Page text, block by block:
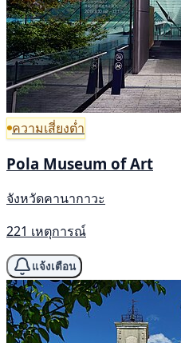
ความเสี่ยงต่ำ
Pola Museum of Art
จังหวัดคานากาวะ
221 เหตุการณ์
แจ้งเตือน